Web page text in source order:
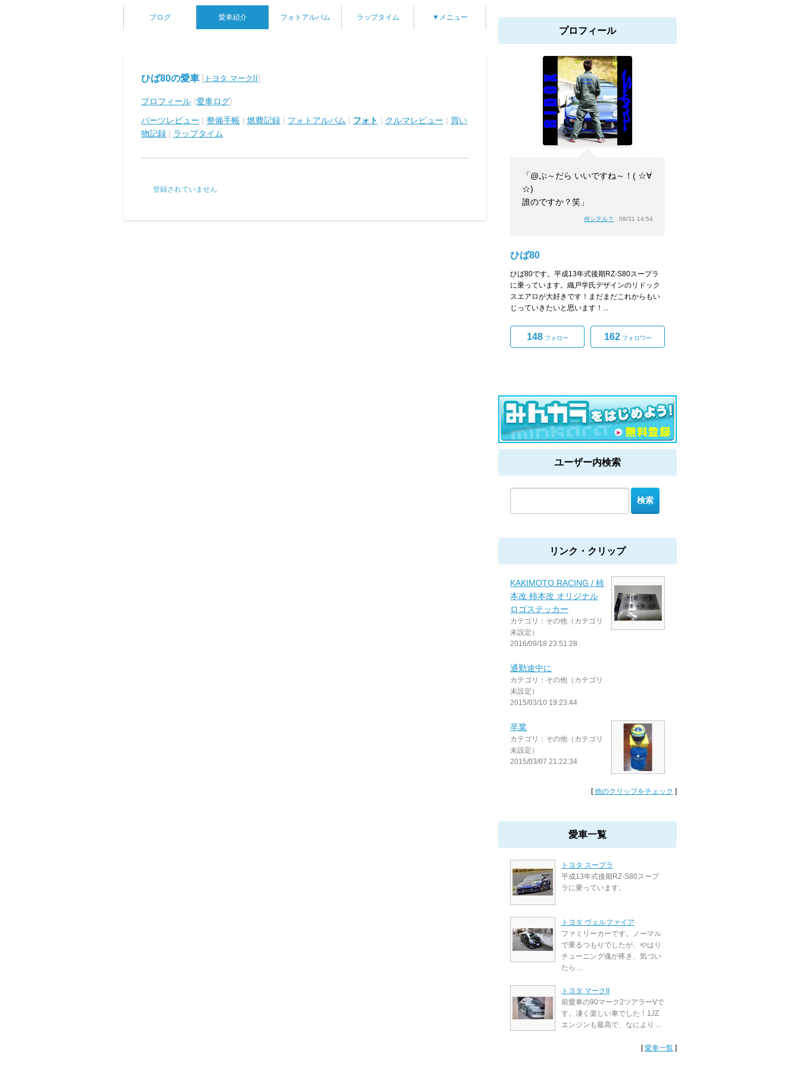
ブログ 愛車紹介 フォトアルバム ラップタイム ▼メニュー
ひば80の愛車 [ トヨタ マークII ]
プロフィール (愛車ログ)
パーツレビュー | 整備手帳 | 燃費記録 | フォトアルバム | フォト | クルマレビュー | 買い
物記録 | ラップタイム
登録されていません
プロフィール
「@ぷ～だら いいですね～！( ☆∀
☆)
誰のですか？笑」
何シテル？ 08/31 14:54
ひば80
ひば80です。平成13年式後期RZ-S80スープラ
に乗っています。織戸学氏デザインのリドック
スエアロが大好きです！まだまだこれからもい
じっていきたいと思います！...
148フォロー 162フォロワー
ユーザー内検索
リンク・クリップ
KAKIMOTO RACING / 柿
本改 柿本改 オリジナル
ロゴステッカー
カテゴリ：その他（カテゴリ
未設定）
2016/09/18 23:51:28
通勤途中に
カテゴリ：その他（カテゴリ
未設定）
2015/03/10 19:23:44
卒業
カテゴリ：その他（カテゴリ
未設定）
2015/03/07 21:22:34
[他のクリップをチェック ]
愛車一覧
トヨタ スープラ
平成13年式後期RZ-S80スープ
ラに乗っています。
トヨタ ヴェルファイア
ファミリーカーです。ノーマル
で乗るつもりでしたが、やはり
チューニング魂が疼き、気づい
たら ...
トヨタ マークII
前愛車の90マーク2ツアラーVで
す。凄く楽しい車でした！1JZ
エンジンも最高で、なにより ...
[愛車一覧 ]